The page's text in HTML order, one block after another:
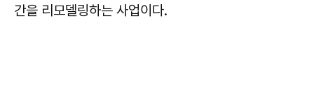
간을 리모델링하는 사업이다.